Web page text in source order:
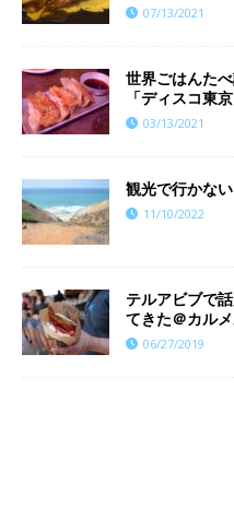
07/13/2021
世界ごはんた
「ディスコ東京
03/13/2021
観光で行かな
11/10/2022
テルアビブで
てきた＠カル
06/27/2019